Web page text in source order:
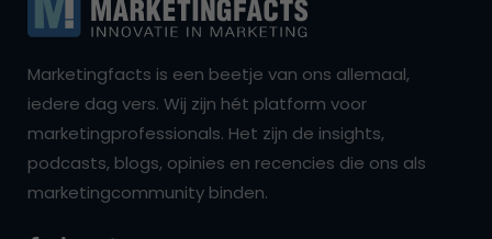
Marketingfacts is een beetje van ons allemaal,
iedere dag vers. Wij zijn hét platform voor
marketingprofessionals. Het zijn de insights,
podcasts, blogs, opinies en recencies die ons als
marketingcommunity binden.